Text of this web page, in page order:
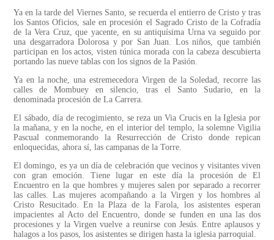
Ya en la tarde del Viernes Santo, se recuerda el entierro de Cristo y tras
los Santos Oficios, sale en procesión el Sagrado Cristo de la Cofradía
de la Vera Cruz, que yacente, en su antiquísima Urna va seguido por
una desgarradora Dolorosa y por San Juan. Los niños, que también
participan en los actos, visten túnica morada con la cabeza descubierta
portando las nueve tablas con los signos de la Pasión.
Ya en la noche, una estremecedora Virgen de la Soledad, recorre las
calles de Mombuey en silencio, tras el Santo Sudario, en la
denominada procesión de La Carrera.
El sábado, día de recogimiento, se reza un Via Crucis en la Iglesia por
la mañana, y en la noche, en el interior del templo, la solemne Vigilia
Pascual conmemorando la Resurrección de Cristo donde repican
enloquecidas, ahora sí, las campanas de la Torre.
El domingo, es ya un día de celebración que vecinos y visitantes viven
con gran emoción. Tiene lugar en este día la procesión de El
Encuentro en la que hombres y mujeres salen por separado a recorrer
las calles. Las mujeres acompañando a la Virgen y los hombres al
Cristo Resucitado. En la Plaza de la Farola, los asistentes esperan
impacientes al Acto del Encuentro, donde se funden en una las dos
procesiones y la Virgen vuelve a reunirse con Jesús. Entre aplausos y
halagos a los pasos, los asistentes se dirigen hasta la iglesia parroquial.